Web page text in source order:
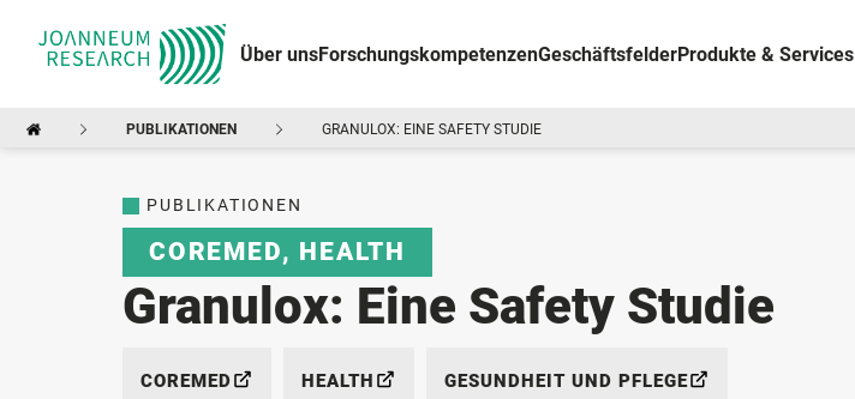
Über unsForschungskompetenzenGeschäftsfelderProdukte & Services
PUBLIKATIONEN GRANULOX: EINE SAFETY STUDIE
PUBLIKATIONEN
COREMED, HEALTH
Granulox: Eine Safety Studie
COREMED HEALTH GESUNDHEIT UND PFLEGE